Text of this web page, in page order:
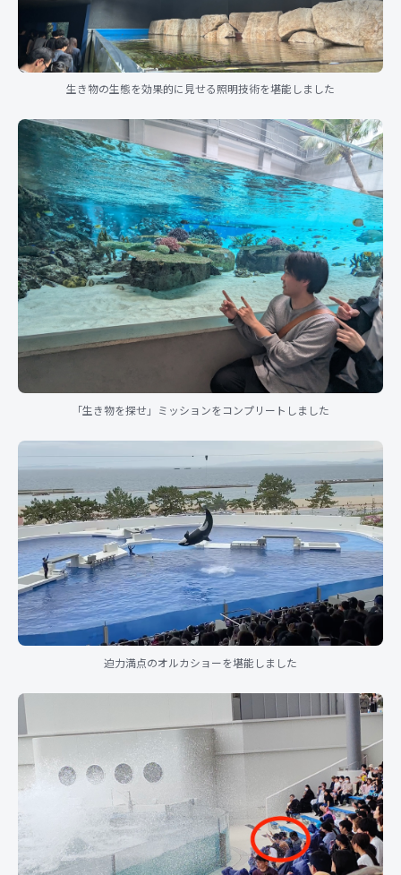
生き物の生態を効果的に見せる照明技術を堪能しました
「生き物を探せ」ミッションをコンプリートしました
迫力満点のオルカショーを堪能しました